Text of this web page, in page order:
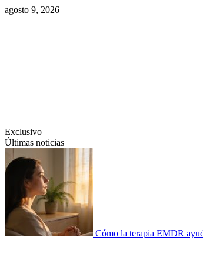
Saltar
agosto 9, 2026
Exclusivo
Últimas noticias
Cómo la terapia EMDR